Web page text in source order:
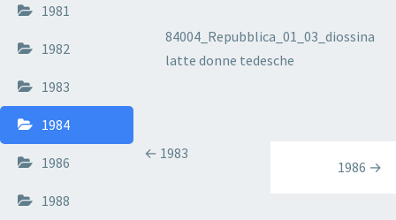
1981
1982
1983
1984
1986
1988
84004_Repubblica_01_03_diossina
latte donne tedesche
NAVIGAZIONE
← 1983
1986 →